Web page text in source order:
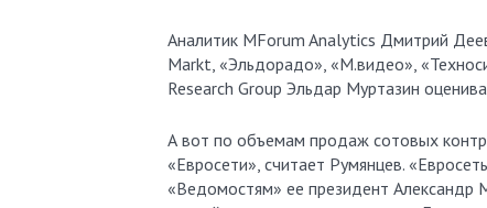
Аналитик MForum Analytics Дмитрий
Markt, «Эльдорадо», «М.видео»,
Research Group Эльдар Муртазин
А вот по объемам продаж сотовых
«Евросети», считает Румянцев.
«Ведомостям» ее президент